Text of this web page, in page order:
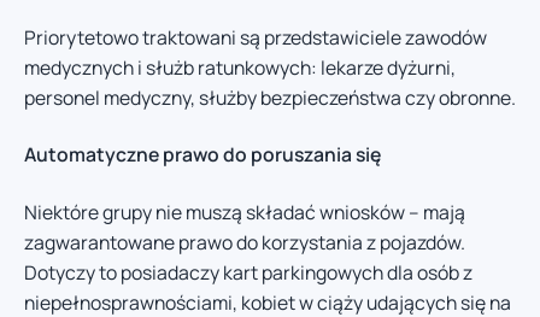
Priorytetowo traktowani są przedstawiciele zawodów
medycznych i służb ratunkowych: lekarze dyżurni,
personel medyczny, służby bezpieczeństwa czy obronne.
Automatyczne prawo do poruszania się
Niektóre grupy nie muszą składać wniosków – mają
zagwarantowane prawo do korzystania z pojazdów.
Dotyczy to posiadaczy kart parkingowych dla osób z
niepełnosprawnościami, kobiet w ciąży udających się na